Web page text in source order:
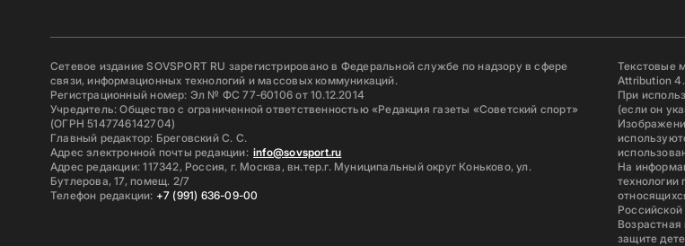
Сетевое издание SOVSPORT RU зарегистрировано в Федеральной службе по надзору в сфере
связи, информационных технологий и массовых коммуникаций.
Регистрационный номер: Эл № ФС 77-60106 от 10.12.2014
Учредитель: Общество с ограниченной ответственностью «Редакция газеты «Советский спорт»
(ОГРН 5147746142704)
Главный редактор: Бреговский С. С.
Адрес электронной почты редакции: info@sovsport.ru
Адрес редакции: 117342, Россия, г. Москва, вн.тер.г. Муниципальный округ Коньково, ул.
Бутлерова, 17, помещ. 2/7
Телефон редакции: +7 (991) 636-09-00
Текстовые
Attribution
При
(если он
На
технологии
защите